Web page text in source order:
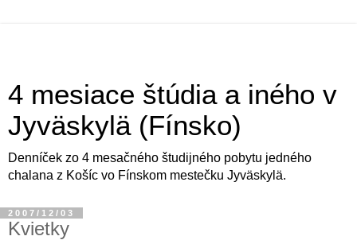
4 mesiace štúdia a iného v
Jyväskylä (Fínsko)
Denníček zo 4 mesačného študijného pobytu jedného
chalana z Košíc vo Fínskom mestečku Jyväskylä.
2007/12/03
Kvietky